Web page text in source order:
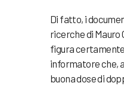
Di fatto, i
ricerche di Mauro
figura
informatore che,
buona dose di